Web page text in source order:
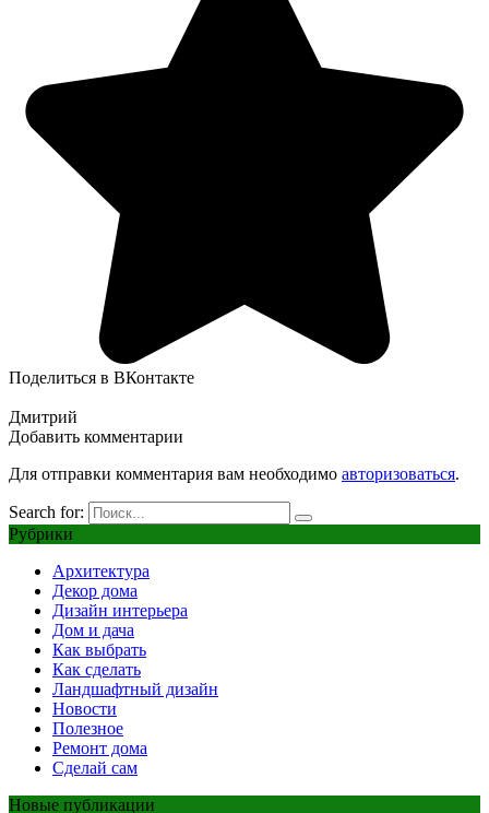
Поделиться в ВКонтакте
Дмитрий
Добавить комментарии
Для отправки комментария вам необходимо авторизоваться.
Search for:
Рубрики
Архитектура
Декор дома
Дизайн интерьера
Дом и дача
Как выбрать
Как сделать
Ландшафтный дизайн
Новости
Полезное
Ремонт дома
Сделай сам
Новые публикации